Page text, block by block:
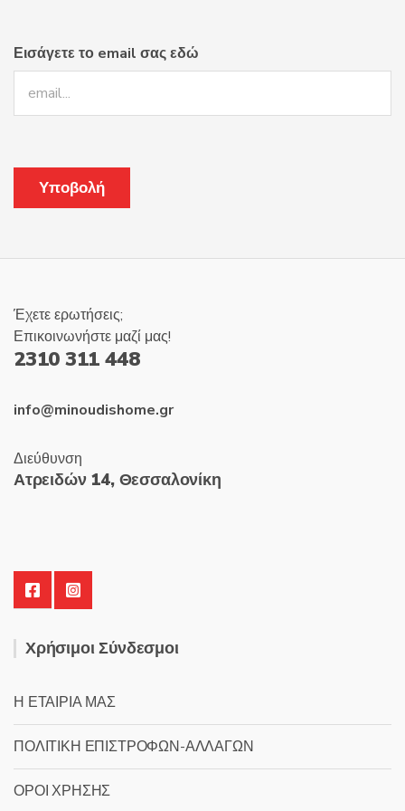
προϊόντος
Εισάγετε το email σας εδώ
Έχετε ερωτήσεις;
Επικοινωνήστε μαζί μας!
2310 311 448
info@minoudishome.gr
Διεύθυνση
Ατρειδών 14, Θεσσαλονίκη
Χρήσιμοι Σύνδεσμοι
Η ΕΤΑΙΡΙΑ ΜΑΣ
ΠΟΛΙΤΙΚΗ ΕΠΙΣΤΡΟΦΩΝ-ΑΛΛΑΓΩΝ
ΟΡΟΙ ΧΡΗΣΗΣ